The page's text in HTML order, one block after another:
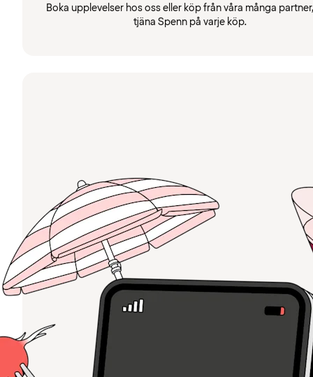
Boka upplevelser hos oss eller köp från våra många
tjäna Spenn på varje köp.